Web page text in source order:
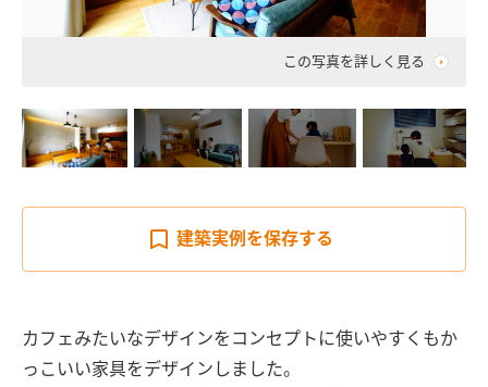
この写真を詳しく見る
建築実例を保存する
カフェみたいなデザインをコンセプトに使いやすくもか
っこいい家具をデザインしました。